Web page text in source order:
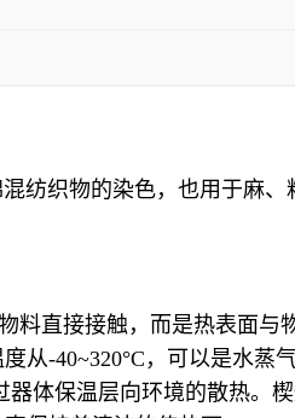
纺织物的染色，也用于麻
直接接触，而是热表面与
从-40~320°C，可以是水蒸
体保温层向环境的散热。